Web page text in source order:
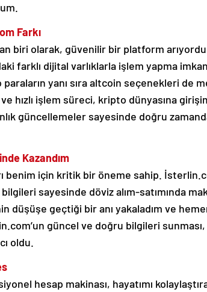
Farkı
biri olarak, güvenilir bir platform
farklı dijital varlıklarla işlem yapma
yanı sıra altcoin seçenekleri de
hızlı işlem süreci, kripto dünyasına
güncellemeler sayesinde doğru
Kazandım
benim için kritik bir öneme sahip.
sayesinde döviz alım-satımında
düşüşe geçtiği bir anı yakaladım ve
güncel ve doğru bilgileri sunması,
oldu.
hesap makinası, hayatımı